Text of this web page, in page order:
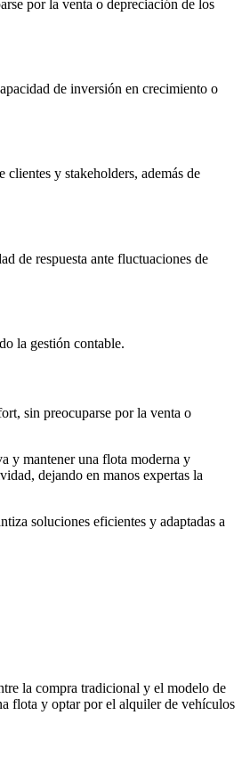
por la venta o depreciación de los
de inversión en crecimiento o
y stakeholders, además de
de respuesta ante fluctuaciones de
la gestión contable.
sin preocuparse por la venta o
y mantener una flota moderna y
dejando en manos expertas la
soluciones eficientes y adaptadas a
la compra tradicional y el modelo de
flota y optar por el alquiler de vehículos